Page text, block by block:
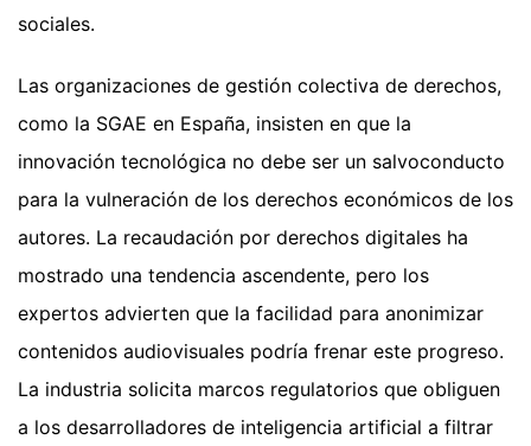
sociales.
Las organizaciones de gestión colectiva de derechos,
como la SGAE en España, insisten en que la
innovación tecnológica no debe ser un salvoconducto
para la vulneración de los derechos económicos de los
autores. La recaudación por derechos digitales ha
mostrado una tendencia ascendente, pero los
expertos advierten que la facilidad para anonimizar
contenidos audiovisuales podría frenar este progreso.
La industria solicita marcos regulatorios que obliguen
a los desarrolladores de inteligencia artificial a filtrar